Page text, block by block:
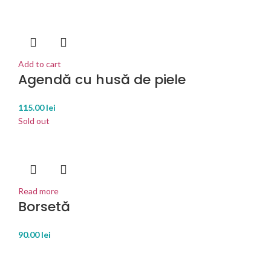
Add to cart
Agendă cu husă de piele
115.00lei
Sold out
Read more
Borsetă
90.00lei